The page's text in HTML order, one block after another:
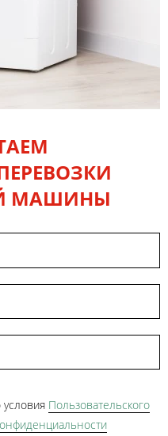
МАШИНЫ
Пользовательского